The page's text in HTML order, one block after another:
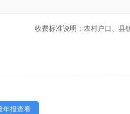
收费标准说明：农村户口、县
年报查看